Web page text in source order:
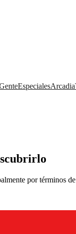
EspecialesArcadia
por términos